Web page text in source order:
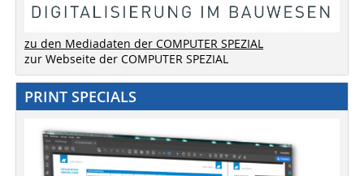
zu den Mediadaten der COMPUTER SPEZIAL
zur Webseite der COMPUTER SPEZIAL
PRINT SPECIALS